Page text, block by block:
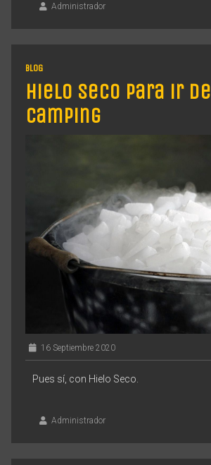
Administrador
Hielo Seco para ir de
Camping
BLOG
Administrador
16 Septiembre 2020
Pues sí, con Hielo Seco.